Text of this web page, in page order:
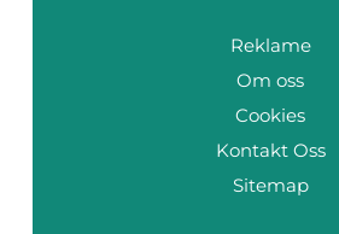
Reklame
Om oss
Cookies
Kontakt Oss
Sitemap
På vores website bruges cookies
indstillinger, statistik og
fortsat brug af websiden godkender